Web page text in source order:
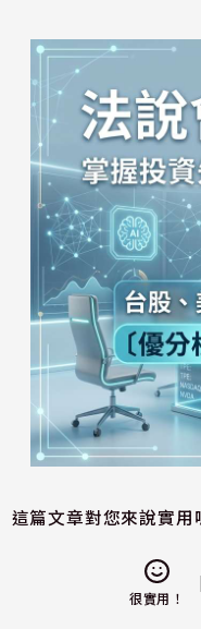
這篇文章對您來說實用
很實用！